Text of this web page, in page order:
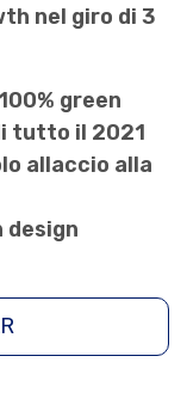
nel giro di 3
green
tutto il 2021
allaccio alla
design